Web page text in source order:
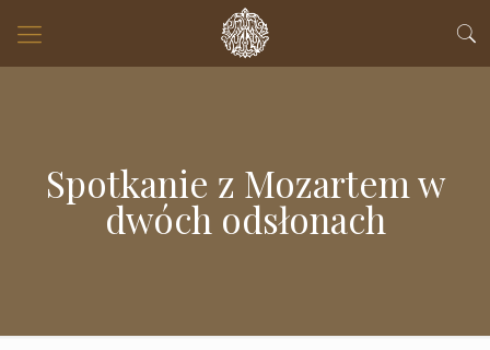
Spotkanie z Mozartem w
dwóch odsłonach